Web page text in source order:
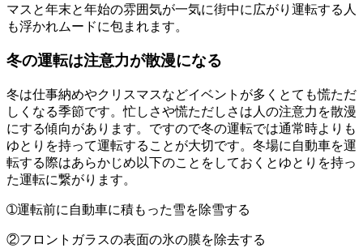
マスと年末と年始の雰囲気が一気に街中に広がり運転する人
も浮かれムードに包まれます。
冬の運転は注意力が散漫になる
冬は仕事納めやクリスマスなどイベントが多くとても慌ただ
しくなる季節です。忙しさや慌ただしさは人の注意力を散漫
にする傾向があります。ですので冬の運転では通常時よりも
ゆとりを持って運転することが大切です。冬場に自動車を運
転する際はあらかじめ以下のことをしておくとゆとりを持っ
た運転に繋がります。
➀運転前に自動車に積もった雪を除雪する
②フロントガラスの表面の氷の膜を除去する